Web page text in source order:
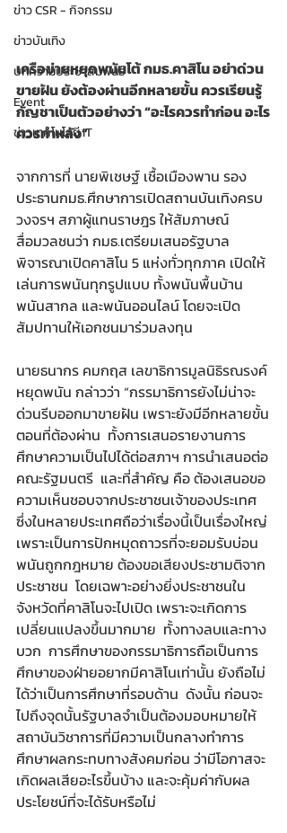
ข่าว CSR - กิจกรรม
ข่าวบันเทิง
บทความประชาสัมพันธ์
Event
ข่าวเทคโนโลยี IT
เครือข่ายหยุดพนันโต้ กมธ.คาสิโน อย่าด่วน
ขายฝัน ยังต้องผ่านอีกหลายขั้น ควรเรียนรู้
กัญชาเป็นตัวอย่างว่า “อะไรควรทำก่อน อะไร
ควรทำหลัง”
​จากการที่ นายพิเชษฐ์ เชื้อเมืองพาน รอง
ประธานกมธ.ศึกษาการเปิดสถานบันเทิงครบ
วงจรฯ สภาผู้แทนราษฎร ให้สัมภาษณ์
สื่อมวลชนว่า กมธ.เตรียมเสนอรัฐบาล
พิจารณาเปิดคาสิโน 5 แห่งทั่วทุกภาค เปิดให้
เล่นการพนันทุกรูปแบบ ทั้งพนันพื้นบ้าน
พนันสากล และพนันออนไลน์ โดยจะเปิด
สัมปทานให้เอกชนมาร่วมลงทุน
​นายธนากร คมกฤส เลขาธิการมูลนิธิรณรงค์
หยุดพนัน กล่าวว่า “กรรมาธิการยังไม่น่าจะ
ด่วนรีบออกมาขายฝัน เพราะยังมีอีกหลายขั้น
ตอนที่ต้องผ่าน  ทั้งการเสนอรายงานการ
ศึกษาความเป็นไปได้ต่อสภาฯ การนำเสนอต่อ
คณะรัฐมนตรี  และที่สำคัญ คือ ต้องเสนอขอ
ความเห็นชอบจากประชาชนเจ้าของประเทศ
ซึ่งในหลายประเทศถือว่าเรื่องนี้เป็นเรื่องใหญ่
เพราะเป็นการปักหมุดถาวรที่จะยอมรับบ่อน
พนันถูกกฎหมาย ต้องขอเสียงประชามติจาก
ประชาชน  โดยเฉพาะอย่างยิ่งประชาชนใน
จังหวัดที่คาสิโนจะไปเปิด เพราะจะเกิดการ
เปลี่ยนแปลงขึ้นมากมาย  ทั้งทางลบและทาง
บวก  การศึกษาของกรรมาธิการถือเป็นการ
ศึกษาของฝ่ายอยากมีคาสิโนเท่านั้น ยังถือไม่
ได้ว่าเป็นการศึกษาที่รอบด้าน  ดังนั้น ก่อนจะ
ไปถึงจุดนั้นรัฐบาลจำเป็นต้องมอบหมายให้
สถาบันวิชาการที่มีความเป็นกลางทำการ
ศึกษาผลกระทบทางสังคมก่อน ว่ามีโอกาสจะ
เกิดผลเสียอะไรขึ้นบ้าง และจะคุ้มค่ากับผล
ประโยชน์ที่จะได้รับหรือไม่